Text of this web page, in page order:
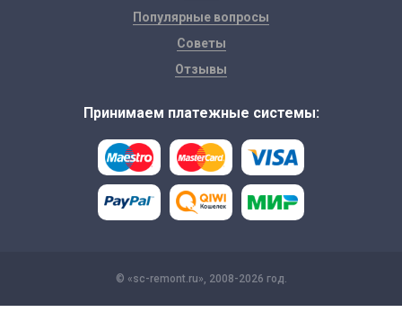
Популярные вопросы
Советы
Отзывы
Принимаем платежные системы:
© «sc-remont.ru», 2008-2026 год.